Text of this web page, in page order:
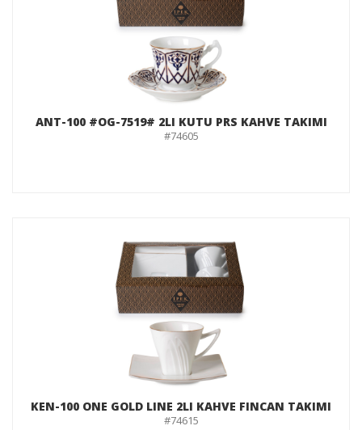
ANT-100 #OG-7519# 2LI KUTU PRS KAHVE TAKIMI
#74605
KEN-100 ONE GOLD LINE 2LI KAHVE FINCAN TAKIMI
#74615